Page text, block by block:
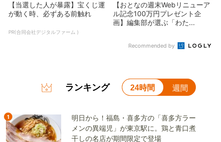
【当選した人が暴露】宝くじ運
が動く時、必ずある前触れ
PR(合同会社デジタルファーム )
【おとなの週末Webリニューア
ル記念100万円プレゼント企
画】編集部が選ぶ「わた...
Recommended by
ランキング 24時間 週間
1
明日から！福島・喜多方の「喜多方ラー
メンの異端児」が東京駅に。鶏と青口煮
干しの名店が期間限定で登場